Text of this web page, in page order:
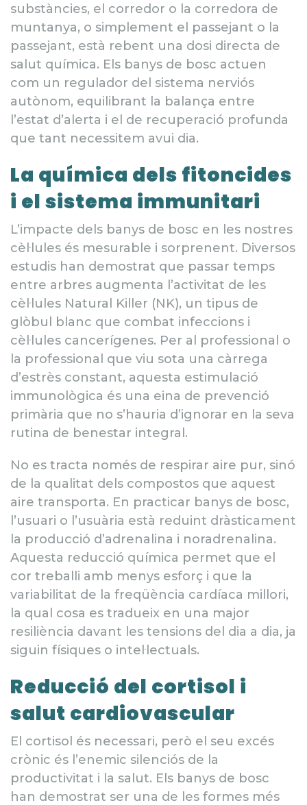
substàncies, el corredor o la corredora de
muntanya, o simplement el passejant o la
passejant, està rebent una dosi directa de
salut química. Els banys de bosc actuen
com un regulador del sistema nerviós
autònom, equilibrant la balança entre
l’estat d’alerta i el de recuperació profunda
que tant necessitem avui dia.
La química dels fitoncides
i el sistema immunitari
L’impacte dels banys de bosc en les nostres
cèl·lules és mesurable i sorprenent. Diversos
estudis han demostrat que passar temps
entre arbres augmenta l’activitat de les
cèl·lules Natural Killer (NK), un tipus de
glòbul blanc que combat infeccions i
cèl·lules cancerígenes. Per al professional o
la professional que viu sota una càrrega
d’estrès constant, aquesta estimulació
immunològica és una eina de prevenció
primària que no s’hauria d’ignorar en la seva
rutina de benestar integral.
No es tracta només de respirar aire pur, sinó
de la qualitat dels compostos que aquest
aire transporta. En practicar banys de bosc,
l’usuari o l’usuària està reduint dràsticament
la producció d’adrenalina i noradrenalina.
Aquesta reducció química permet que el
cor treballi amb menys esforç i que la
variabilitat de la freqüència cardíaca millori,
la qual cosa es tradueix en una major
resiliència davant les tensions del dia a dia, ja
siguin físiques o intel·lectuals.
Reducció del cortisol i
salut cardiovascular
El cortisol és necessari, però el seu excés
crònic és l’enemic silenciós de la
productivitat i la salut. Els banys de bosc
han demostrat ser una de les formes més